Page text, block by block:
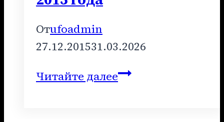
Отufoadmin
27.12.201531.03.2026
Читайте далееЛекция